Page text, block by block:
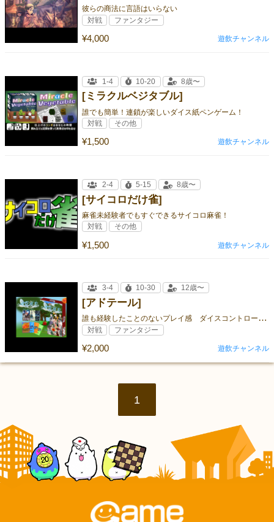
彼らの商法に言語はいらない
¥4,000
対戦 ファンタジー
遊飲チャンネル
[ミラクルベジタブル]
誰でも簡単！連鎖が楽しいダイス紙ペンゲーム！
¥1,500
1-4 10-20 8歳〜
対戦 その他
遊飲チャンネル
[サイコロだけ雀]
麻雀未経験者でもすぐできるサイコロ麻雀！
¥1,500
2-4 5-15 8歳〜
対戦 その他
遊飲チャンネル
[アドテール]
誰
も経験したことのないプレイ感 ダイスコントロールゲーム
¥2,000
3-4 10-30 12歳〜
対戦 ファンタジー
遊飲チャンネル
1